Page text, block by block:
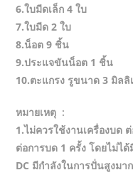
6.ใบมีดเล็ก 4 ใบ
7.ใบมีด 2 ใบ
8.น็อต 9 ชิ้น
9.ประแจขันน็อต 1 ชิ้น
10.ตะแกรง รูขนาด 3 มิล
หมายเหตุ :
1.ไม่ควรใช้งานเครื่องบด
ต่อการบด 1 ครั้ง โดยไม่ได้
DC มีกำลังในการปั่นสูงมาก